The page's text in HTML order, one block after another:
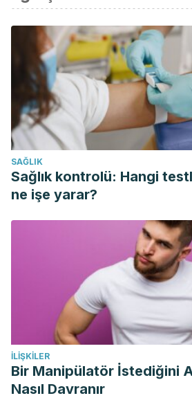
Olivares, M., & Walter, T. (2003).
deficiencia de hierro.Revista
226-233.
Olivares, M., & Walter, T. (2004).
de la deficiencia de hierro.Revista
14.
Administración diaria de
fólico durante el embarazo. OMS.
Sato, A. P. S., Fujimori, E., Szarfarc,
Tsunechiro, M. A. (2010). Consumo
ferro de gestantes e mulheres em
Revista Latino-
(2), Tela-113.
La administración diaria de un
mejorar la anemia, las reservas de
mujeres menstruantes. OMS
¿Qué es el hierro? ¿Para qué
health. Office of Dietary
Gómez, Angela Julieth López, and
Cogollo. “Anemia ferropénica en
SAĞLIK
Sağlık kontrolü: Hangi
ne işe yarar?
İLIŞKILER
Bir Manipülatör İstediğini
Nasıl Davranır